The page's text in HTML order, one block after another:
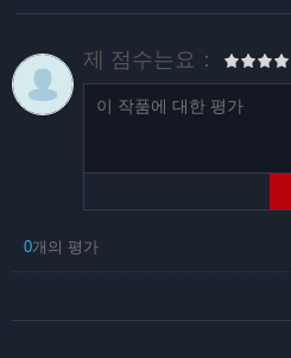
제 점수는요：
0개의 평가